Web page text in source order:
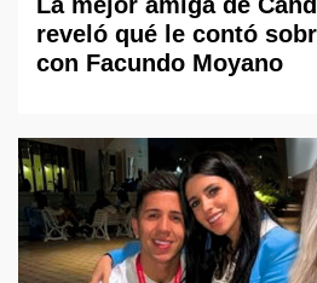
La mejor amiga de
reveló qué le contó
con Facundo Moyano